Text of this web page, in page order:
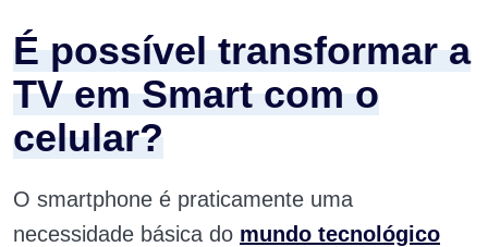
É possível transformar a
TV em Smart com o
celular?
O smartphone é praticamente uma
necessidade básica do mundo tecnológico